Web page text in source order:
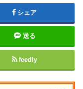
シェア
送る
feedly